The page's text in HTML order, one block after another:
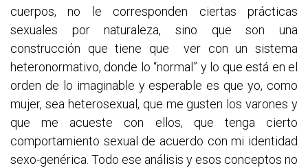
cuerpos, no le corresponden ciertas prácticas
sexuales por naturaleza, sino que son una
construcción que tiene que ver con un sistema
heteronormativo, donde lo “normal” y lo que está en el
orden de lo imaginable y esperable es que yo, como
mujer, sea heterosexual, que me gusten los varones y
que me acueste con ellos, que tenga cierto
comportamiento sexual de acuerdo con mi identidad
sexo-genérica. Todo ese análisis y esos conceptos no